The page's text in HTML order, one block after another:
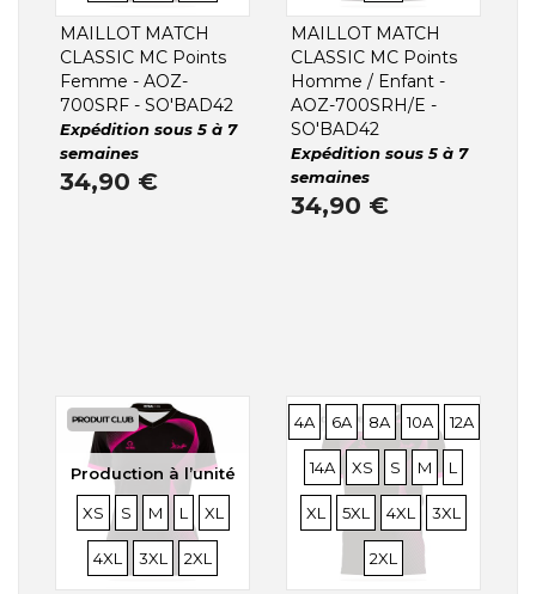
MAILLOT MATCH
CLASSIC MC Points
Femme - AOZ-
700SRF - SO'BAD42
Expédition sous 5 à 7
semaines
34,90 €
MAILLOT MATCH
CLASSIC MC Points
Homme / Enfant -
AOZ-700SRH/E -
SO'BAD42
Expédition sous 5 à 7
semaines
34,90 €
Production à l’unité
TAILLES
XS
TAILLES
S
TAILLES
M
TAILLES
L
TAILLES
XL
TAILLES
4XL
TAILLES
3XL
TAILLES
2XL
TAILLES
4A
TAILLES
6A
TAILLES
8A
TAILLES
10A
TAILLES
12A
TAILLES
14A
TAILLES
XS
TAILLES
S
TAILLES
M
TAILLES
L
XL
TAILLES
5XL
TAILLES
4XL
TAILLES
3XL
2XL